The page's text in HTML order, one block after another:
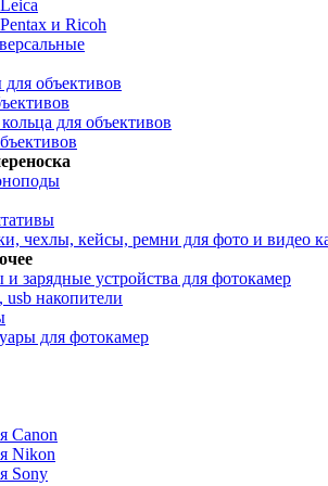
и Ricoh
объективов
для объективов
чехлы, кейсы, ремни для фото и видео
зарядные устройства для фотокамер
накопители
для фотокамер
Canon
Nikon
Sony